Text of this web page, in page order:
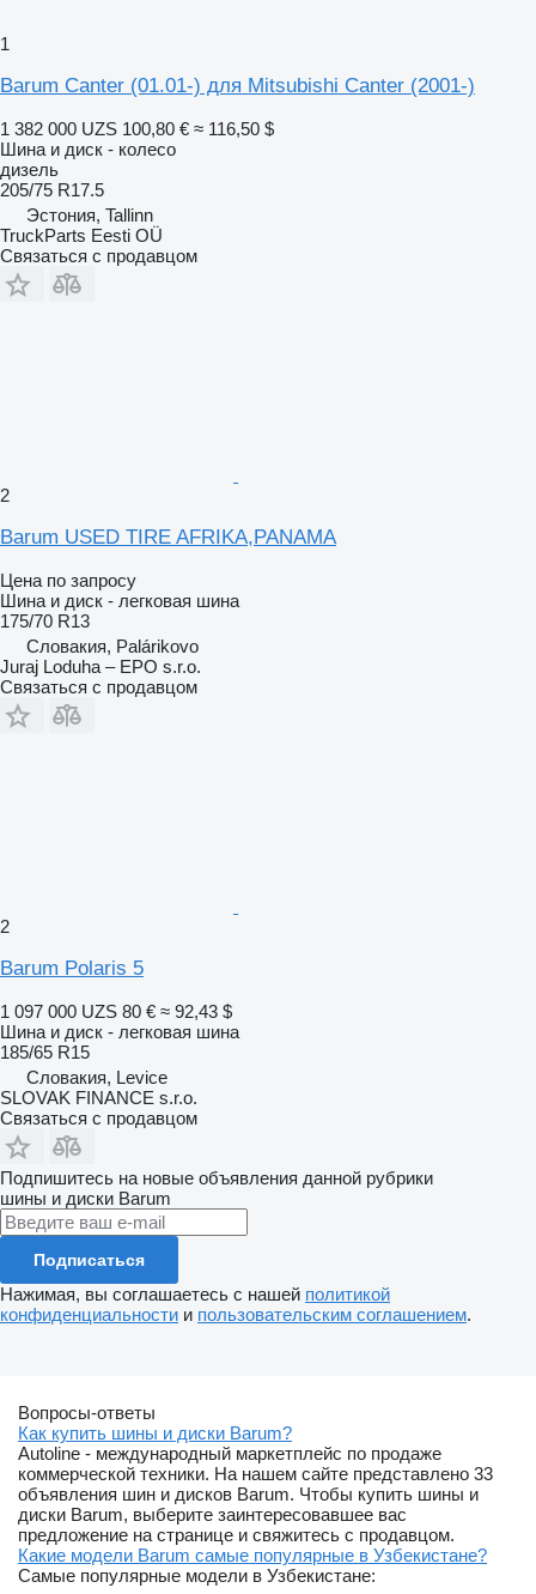
1
Barum Canter (01.01-) для Mitsubishi Canter (2001-)
1 382 000 UZS 100,80 € ≈ 116,50 $
Шина и диск - колесо
дизель
205/75 R17.5
Эстония, Tallinn
TruckParts Eesti OÜ
Связаться с продавцом
2
Barum USED TIRE AFRIKA,PANAMA
Цена по запросу
Шина и диск - легковая шина
175/70 R13
Словакия, Palárikovo
Juraj Loduha – EPO s.r.o.
Связаться с продавцом
2
Barum Polaris 5
1 097 000 UZS 80 € ≈ 92,43 $
Шина и диск - легковая шина
185/65 R15
Словакия, Levice
SLOVAK FINANCE s.r.o.
Связаться с продавцом
Подпишитесь на новые объявления данной рубрики
шины и диски Barum
Подписаться
Нажимая, вы соглашаетесь с нашей политикой
конфиденциальности и пользовательским соглашением.
Вопросы-ответы
Как купить шины и диски Barum?
Autoline - международный маркетплейс по продаже
коммерческой техники. На нашем сайте представлено 33
объявления шин и дисков Barum. Чтобы купить шины и
диски Barum, выберите заинтересовавшее вас
предложение на странице и свяжитесь с продавцом.
Какие модели Barum самые популярные в Узбекистане?
Самые популярные модели в Узбекистане: